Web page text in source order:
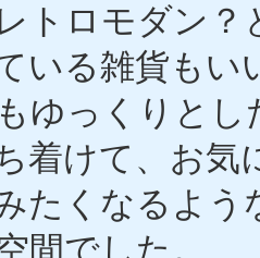
トロモダン？
いる雑貨もい
ゆっくりと
着けて、お気
たくなるよう
間でした。